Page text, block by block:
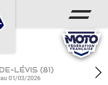
LÉVIS (81)
01/03/2026